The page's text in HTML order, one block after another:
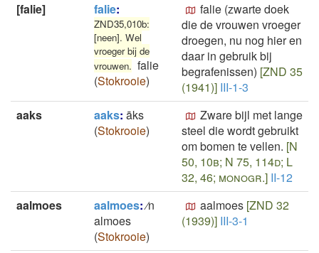
[falie] falie:
ZND35,010b:
[neen]. Wel
vroeger bij de
vrouwen. falie
(Stokrooie)
falie (zwarte doek
die de vrouwen vroeger
droegen, nu nog hier en
daar in gebruik bij
begrafenissen) [ZND 35
(1941)] III-1-3
aaks
aaks: āks
(Stokrooie)
Zware bijl met lange
steel die wordt gebruikt
om bomen te vellen. [N
50, 10b; N 75, 114d; L
32, 46; monogr.] II-12
aalmoes
aalmoes: ⁄n
almoes
(Stokrooie)
aalmoes [ZND 32
(1939)] III-3-1